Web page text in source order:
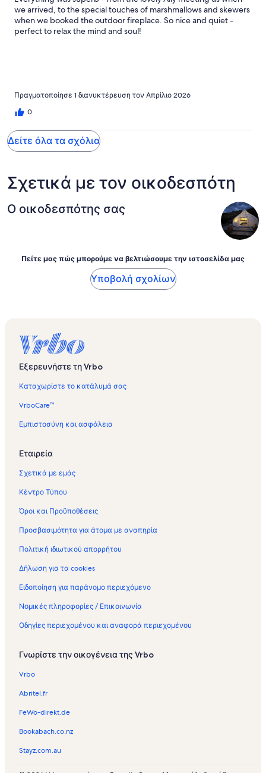
we arrived, to the special touches of marshmallows and skewers
when we booked the outdoor fireplace. So nice and quiet -
perfect to relax the mind and soul!
Πραγματοποίησε 1 διανυκτέρευση τον Απρίλιο 2026
0
Δείτε όλα τα σχόλια
Σχετικά με τον οικοδεσπότη
Ο οικοδεσπότης σας
Πείτε μας πώς μπορούμε να βελτιώσουμε την ιστοσελίδα μας
Υποβολή σχολίων
Εξερευνήστε τη Vrbo
Καταχωρίστε το κατάλυμά σας
VrboCare™
Εμπιστοσύνη και ασφάλεια
Εταιρεία
Σχετικά με εμάς
Κέντρο Τύπου
Όροι και Προϋποθέσεις
Προσβασιμότητα για άτομα με αναπηρία
Πολιτική ιδιωτικού απορρήτου
Δήλωση για τα cookies
Ειδοποίηση για παράνομο περιεχόμενο
Νομικές πληροφορίες / Επικοινωνία
Οδηγίες περιεχομένου και αναφορά περιεχομένου
Γνωρίστε την οικογένεια της Vrbo
Vrbo
Abritel.fr
FeWo-direkt.de
Bookabach.co.nz
Stayz.com.au